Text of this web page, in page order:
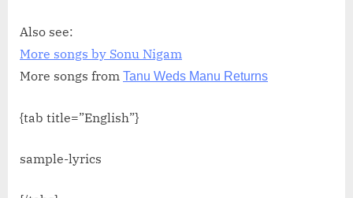
Also see:
More songs by Sonu Nigam
More songs from Tanu Weds Manu Returns
{tab title=”English”}
sample-lyrics